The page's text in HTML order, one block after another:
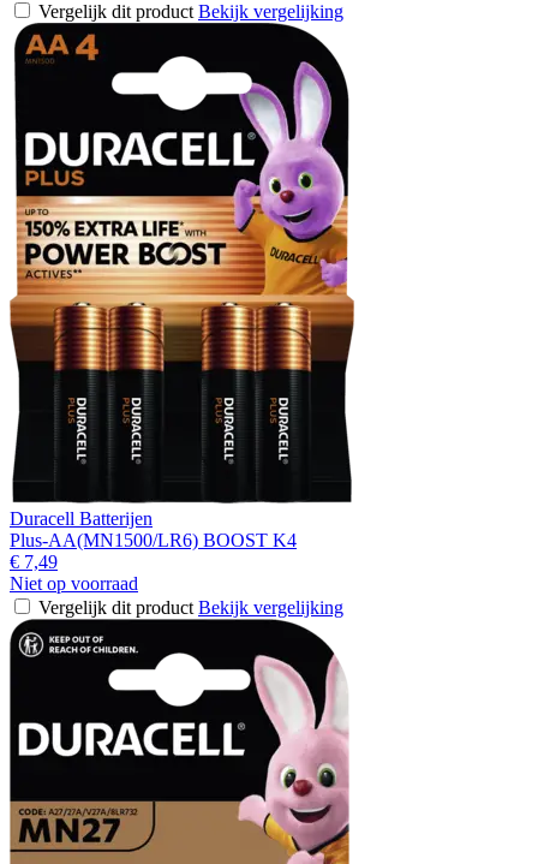
Vergelijk dit product Bekijk vergelijking
Duracell Batterijen
Plus-AA(MN1500/LR6) BOOST K4
€ 7,49
Niet op voorraad
Vergelijk dit product Bekijk vergelijking